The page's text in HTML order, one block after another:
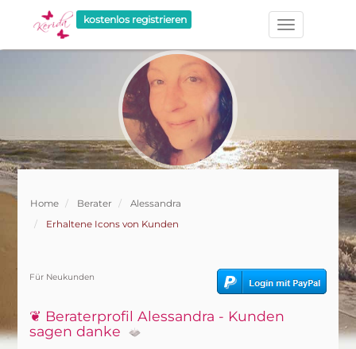
kostenlos registrieren
Home Berater
Alessandra
Erhaltene Icons von Kunden
Für Neukunden
❦ Beraterprofil Alessandra - Kunden
sagen danke